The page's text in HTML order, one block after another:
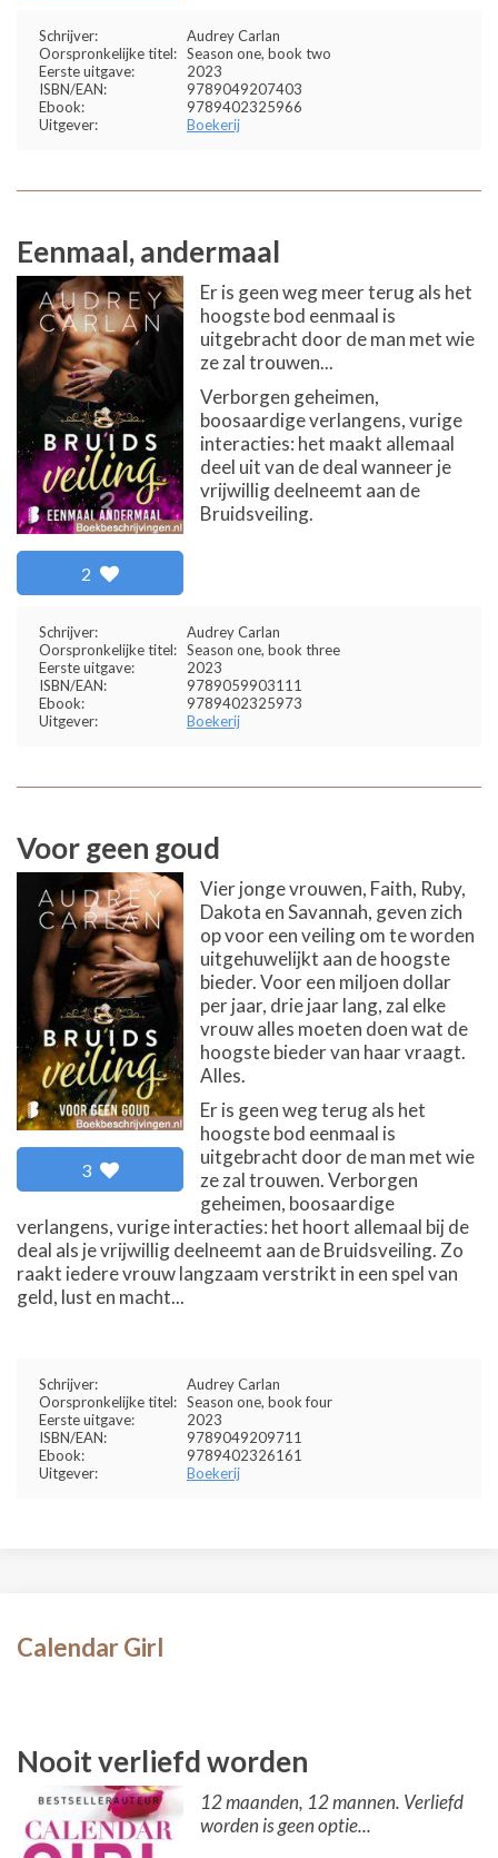
Schrijver:
Audrey Carlan
Oorspronkelijke titel: Season one, book two
Eerste uitgave:
2023
ISBN/EAN:
9789049207403
Ebook:
9789402325966
Uitgever:
Boekerij
Eenmaal, andermaal
2
Er is geen weg meer terug als het
hoogste bod eenmaal is
uitgebracht door de man met wie
ze zal trouwen...
Verborgen geheimen,
boosaardige verlangens, vurige
interacties: het maakt allemaal
deel uit van de deal wanneer je
vrijwillig deelneemt aan de
Bruidsveiling.
Schrijver:
Audrey Carlan
Oorspronkelijke titel: Season one, book three
Eerste uitgave:
2023
ISBN/EAN:
9789059903111
Ebook:
9789402325973
Uitgever:
Boekerij
Voor geen goud
3
Vier jonge vrouwen, Faith, Ruby,
Dakota en Savannah, geven zich
op voor een veiling om te worden
uitgehuwelijkt aan de hoogste
bieder. Voor een miljoen dollar
per jaar, drie jaar lang, zal elke
vrouw alles moeten doen wat de
hoogste bieder van haar vraagt.
Alles.
Er is geen weg terug als het
hoogste bod eenmaal is
uitgebracht door de man met wie
ze zal trouwen. Verborgen
geheimen, boosaardige
verlangens, vurige interacties: het hoort allemaal bij de
deal als je vrijwillig deelneemt aan de Bruidsveiling. Zo
raakt iedere vrouw langzaam verstrikt in een spel van
geld, lust en macht...
Schrijver:
Audrey Carlan
Oorspronkelijke titel: Season one, book four
Eerste uitgave:
2023
ISBN/EAN:
9789049209711
Ebook:
9789402326161
Uitgever:
Boekerij
Calendar Girl
Nooit verliefd worden
12 maanden, 12 mannen. Verliefd
worden is geen optie...